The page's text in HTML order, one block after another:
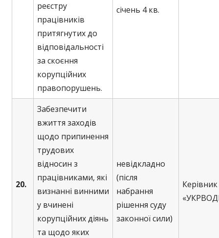
реєстру
працівників
притягнутих до
відповідальності
за скоєння
корупційних
правопорушень.
січень 4 кв.
20.
Забезпечити
вжиття заходів
щодо припинення
трудових
відносин з
працівниками, які
визнанні винними
у вчинені
корупційних діянь
та щодо яких
невідкладно
(після
набрання
рішення суду
законної сили)